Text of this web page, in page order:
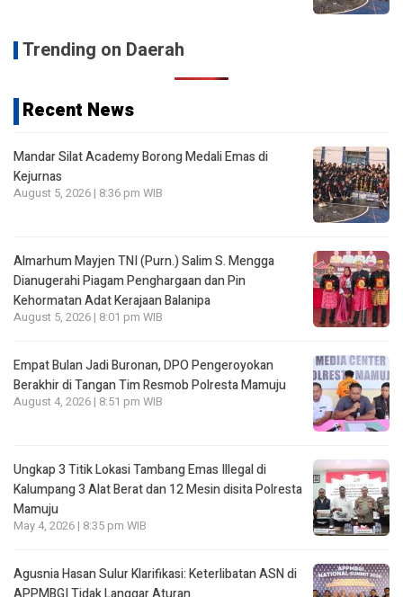
Trending on Daerah
Recent News
Mandar Silat Academy Borong Medali Emas di
Kejurnas
August 5, 2026 | 8:36 pm WIB
Almarhum Mayjen TNI (Purn.) Salim S. Mengga
Dianugerahi Piagam Penghargaan dan Pin
Kehormatan Adat Kerajaan Balanipa
August 5, 2026 | 8:01 pm WIB
Empat Bulan Jadi Buronan, DPO Pengeroyokan
Berakhir di Tangan Tim Resmob Polresta Mamuju
August 4, 2026 | 8:51 pm WIB
Ungkap 3 Titik Lokasi Tambang Emas Illegal di
Kalumpang 3 Alat Berat dan 12 Mesin disita Polresta
Mamuju
May 4, 2026 | 8:35 pm WIB
Agusnia Hasan Sulur Klarifikasi: Keterlibatan ASN di